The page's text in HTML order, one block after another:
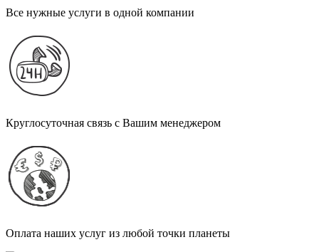
Все нужные услуги в одной компании
Круглосуточная связь с Вашим менеджером
Оплата наших услуг из любой точки планеты